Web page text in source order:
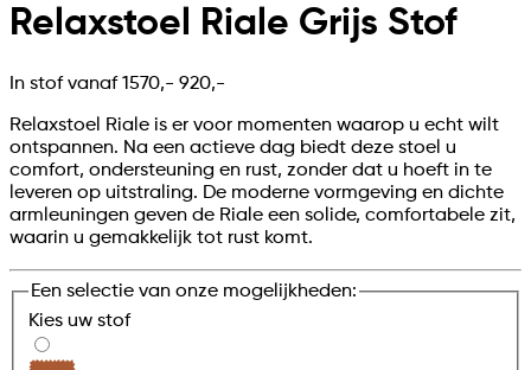
Relaxstoel Riale Grijs Stof
In stof vanaf 1570,- 920,-
Relaxstoel Riale is er voor momenten waarop u echt wilt
ontspannen. Na een actieve dag biedt deze stoel u
comfort, ondersteuning en rust, zonder dat u hoeft in te
leveren op uitstraling. De moderne vormgeving en dichte
armleuningen geven de Riale een solide, comfortabele zit,
waarin u gemakkelijk tot rust komt.
Een selectie van onze mogelijkheden:
Kies uw stof